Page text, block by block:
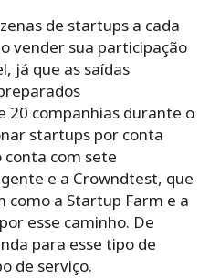
de startups a cada
vender sua participação
já que as saídas
20 companhias durante o
startups por conta
com sete
e a Crowndtest, que
como a Startup Farm e a
esse caminho. De
para esse tipo de
de serviço.